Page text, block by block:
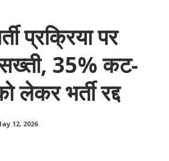
प्रक्रिया पर
सख्ती, 35% कट-
भर्ती रद्द
12, 2026